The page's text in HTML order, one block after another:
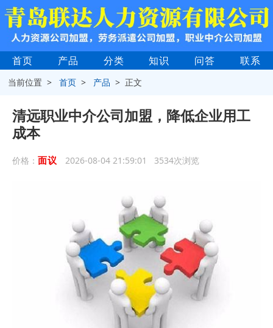
首页 产品 分类 知识 问答 联系
当前位置 >首页 > 产品 > 正文
清远职业中介公司加盟，降低企业用工
成本
价格： 面议 2026-08-04 21:59:01 3534次浏览